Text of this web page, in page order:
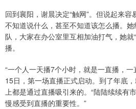
回到襄阳，谢晨决定“触网”。但说起来容
不知道说什么，甚至不知道该怎么播。
队，大家在办公室里互相加油打气，她就
播。
“一个人一天播7个小时，就是一直播，
15日，第一场直播正式启动。到了年底
上都是通过直播吸引来的。“陆陆续续有
慢感受到直播的重要性。”